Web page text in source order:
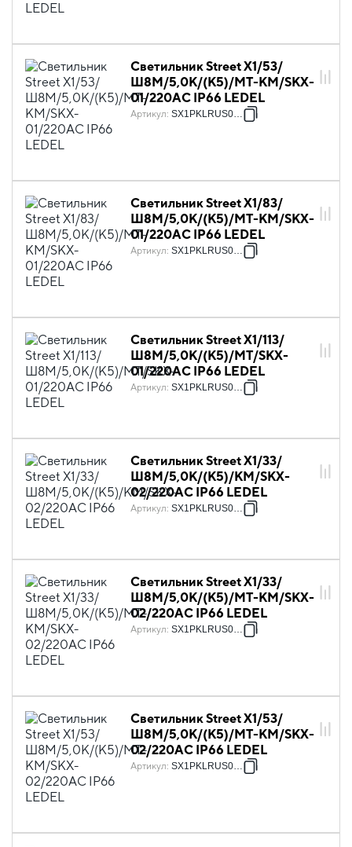
Светильник Street X1/53/
Ш8M/5,0К/(К5)/MT-KM/SKX-
01/220AC IP66 LEDEL
Артикул: SX1PKLRUS0029
Светильник Street X1/83/
Ш8M/5,0К/(К5)/MT-KM/SKX-
01/220AC IP66 LEDEL
Артикул: SX1PKLRUS0031
Светильник Street X1/113/
Ш8M/5,0К/(К5)/MT/SKX-
01/220AC IP66 LEDEL
Артикул: SX1PKLRUS0033
Светильник Street X1/33/
Ш8M/5,0К/(К5)/KM/SKX-
02/220AC IP66 LEDEL
Артикул: SX1PKLRUS0040
Светильник Street X1/33/
Ш8M/5,0К/(К5)/MT-KM/SKX-
02/220AC IP66 LEDEL
Артикул: SX1PKLRUS0041
Светильник Street X1/53/
Ш8M/5,0К/(К5)/MT-KM/SKX-
02/220AC IP66 LEDEL
Артикул: SX1PKLRUS0042